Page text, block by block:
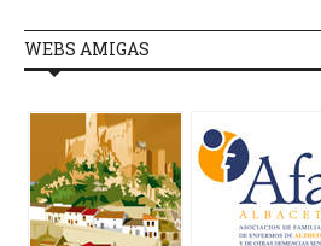
WEBS AMIGAS